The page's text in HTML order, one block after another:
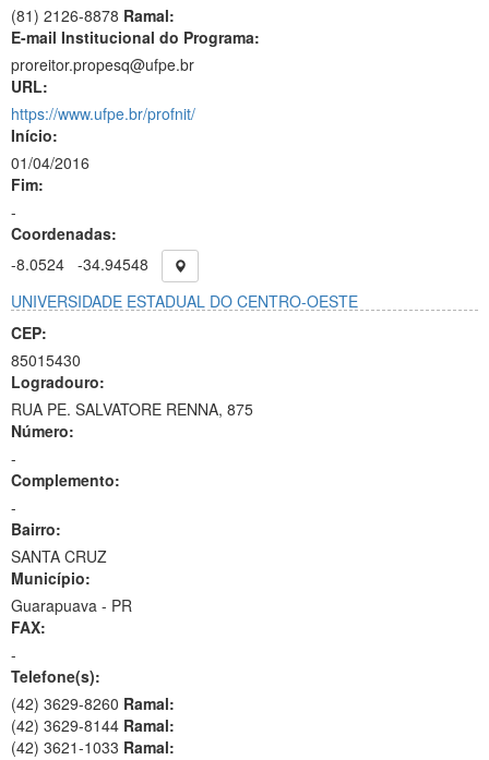
(81) 2126-8878 Ramal:
E-mail Institucional do Programa:
proreitor.propesq@ufpe.br
URL:
https://www.ufpe.br/profnit/
Início:
01/04/2016
Fim:
-
Coordenadas:
-8.0524 -34.94548
UNIVERSIDADE ESTADUAL DO CENTRO-OESTE
CEP:
85015430
Logradouro:
RUA PE. SALVATORE RENNA, 875
Número:
-
Complemento:
-
Bairro:
SANTA CRUZ
Município:
Guarapuava - PR
FAX:
-
Telefone(s):
(42) 3629-8260 Ramal:
(42) 3629-8144 Ramal:
(42) 3621-1033 Ramal: